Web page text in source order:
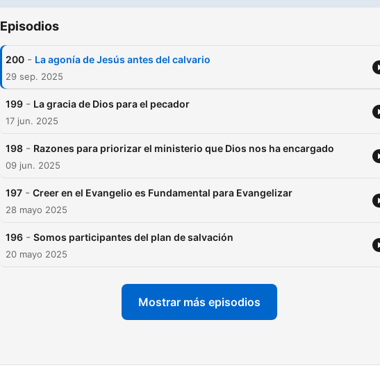
Episodios
200 - La agonía de Jesús antes del calvario
29 sep. 2025
199 - La gracia de Dios para el pecador
17 jun. 2025
198 - Razones para priorizar el ministerio que Dios nos ha encargado
09 jun. 2025
197 - Creer en el Evangelio es Fundamental para Evangelizar
28 mayo 2025
196 - Somos participantes del plan de salvación
20 mayo 2025
Mostrar más episodios